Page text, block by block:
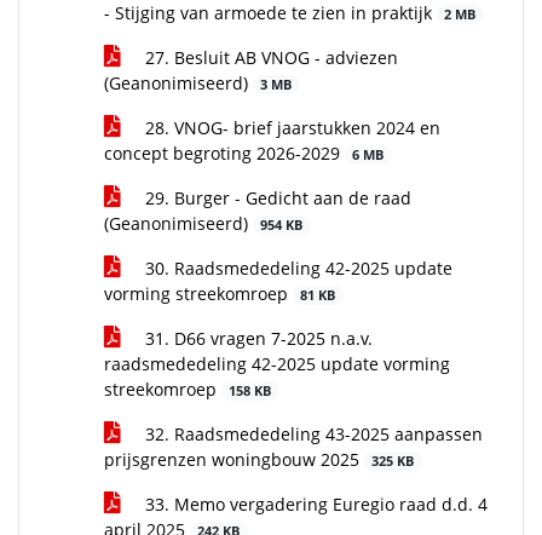
- Stijging van armoede te zien in praktijk
2 MB
27. Besluit AB VNOG - adviezen
(Geanonimiseerd)
3 MB
28. VNOG- brief jaarstukken 2024 en
concept begroting 2026-2029
6 MB
29. Burger - Gedicht aan de raad
(Geanonimiseerd)
954 KB
30. Raadsmededeling 42-2025 update
vorming streekomroep
81 KB
31. D66 vragen 7-2025 n.a.v.
raadsmededeling 42-2025 update vorming
streekomroep
158 KB
32. Raadsmededeling 43-2025 aanpassen
prijsgrenzen woningbouw 2025
325 KB
33. Memo vergadering Euregio raad d.d. 4
april 2025
242 KB